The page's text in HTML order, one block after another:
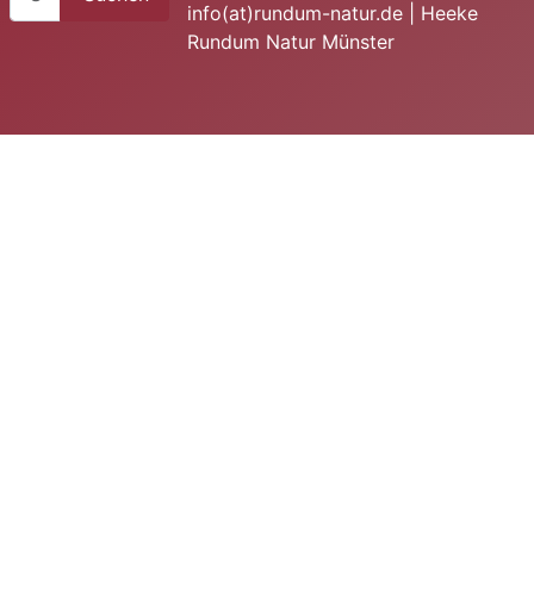
info(at)rundum-natur.de | Heeke
Rundum Natur Münster